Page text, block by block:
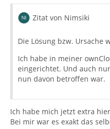
Zitat von Nimsiki
Die Lösung bzw. Ursache
Ich habe in meiner
eingerichtet. Und auch
nun davon betroffen war.
Ich habe mich jetzt extra
Bei mir war es exakt das